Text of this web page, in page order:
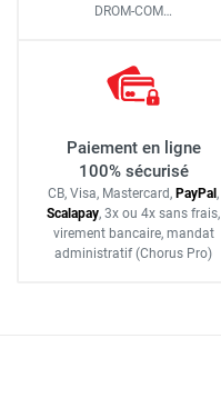
DROM-COM…
Paiement en ligne
100% sécurisé
CB, Visa, Mastercard, PayPal ,
Scalapay, 3x ou 4x sans frais,
virement bancaire, mandat
administratif (Chorus Pro)